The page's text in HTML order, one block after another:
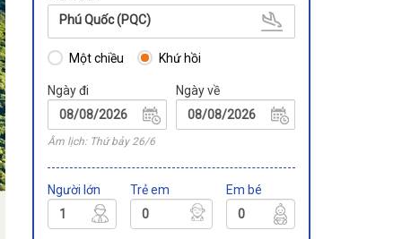
Phú Quốc (PQC)
Một chiều Khứ hồi
Ngày đi
Âm lịch: Thứ bảy 26/6
Ngày về
Người lớn Trẻ em Em bé